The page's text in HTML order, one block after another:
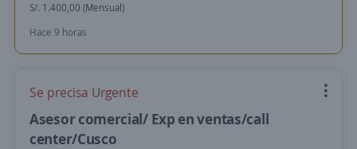
S/. 1.400,00 (Mensual)
Hace 9 horas
Se precisa Urgente
Asesor comercial/ Exp en ventas/call
center/Cusco